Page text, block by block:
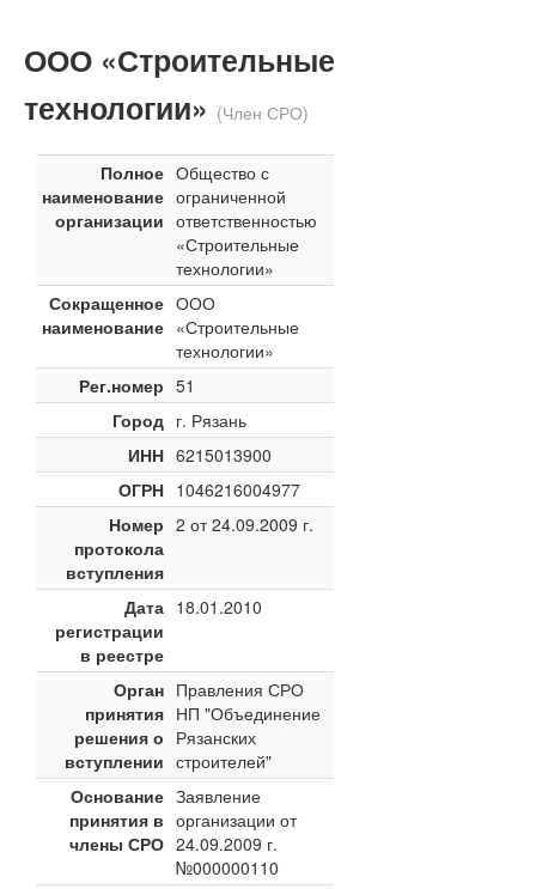
ООО «Строительные
технологии» (Член СРО)
Полное
наименование
организации
Общество с
ограниченной
ответственностью
«Строительные
технологии»
Сокращенное
наименование
ООО
«Строительные
технологии»
Рег.номер 51
Город г. Рязань
ИНН 6215013900
ОГРН 1046216004977
Номер
протокола
вступления
2 от 24.09.2009 г.
Дата
регистрации
в реестре
18.01.2010
Орган
принятия
решения о
вступлении
Правления СРО
НП "Объединение
Рязанских
строителей"
Основание
принятия в
члены СРО
Заявление
организации от
24.09.2009 г.
№000000110